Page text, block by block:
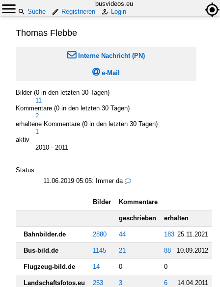
busvideos.eu
Suche
Registrieren Login
Thomas Flebbe
 Interne Nachricht (PN)
e-Mail
Bilder (0 in den letzten 30 Tagen)
11
Kommentare (0 in den letzten 30 Tagen)
2
erhaltene Kommentare (0 in den letzten 30 Tagen)
1
aktiv
2010 - 2011
Status
11.06.2019 05:05: Immer da 
Bilder Kommentare
geschrieben erhalten
Bahnbilder.de 2880 44 183 25.11.2021
Bus-bild.de 1145 21 88 10.09.2012
Flugzeug-bild.de 14 0 0
Landschaftsfotos.eu 253 3 6 14.04.2011